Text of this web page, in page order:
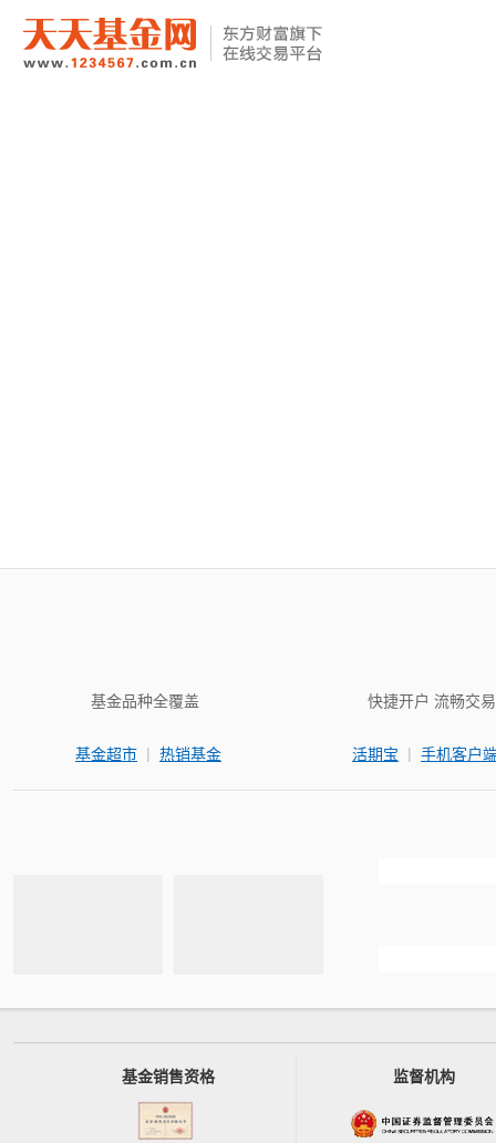
基金品种全覆盖
基金超市 | 热销基金
快捷开户 流畅交易
活期宝 | 手机客户
基金销售资格 监督机构